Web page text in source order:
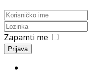
Zapamti me
Prijava